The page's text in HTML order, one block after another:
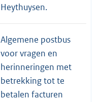
Heythuysen.
Algemene postbus
voor vragen en
herinneringen met
betrekking tot te
betalen facturen